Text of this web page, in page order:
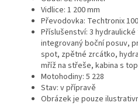
Vidlice: 1 200 mm
Převodovka: Techtronix
Příslušenství: 3
integrovaný boční posuv,
spot, zpětné zrcátko,
mříž na střeše, kabina s
Motohodiny: 5 228
Stav: v přípravě
Obrázek je pouze